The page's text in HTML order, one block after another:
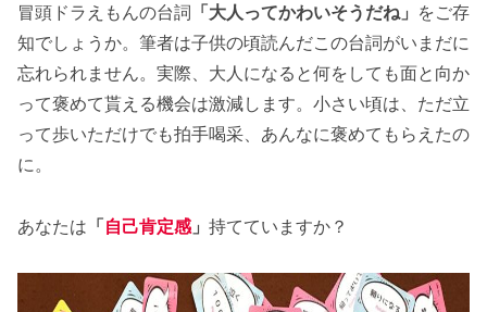
冒頭ドラえもんの台詞 「大人ってかわいそうだね」 をご存
知でしょうか。筆者は子供の頃読んだこの台詞がいまだに
忘れられません。実際、大人になると何をしても面と向か
って褒めて貰える機会は激減します。小さい頃は、ただ立
って歩いただけでも拍手喝采、あんなに褒めてもらえたの
に。
あなたは 「自己肯定感」 持てていますか？